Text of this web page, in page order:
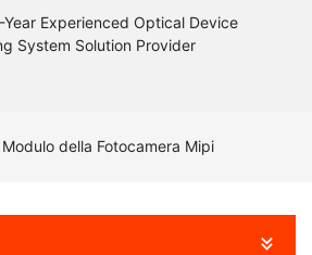
Modulo della Fotocamera Mipi